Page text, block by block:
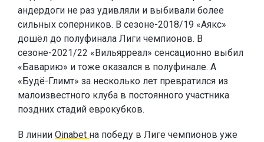
андердоги не раз удивляли и выбивали более
сильных соперников. В сезоне-2018/19 «Аякс»
дошёл до полуфинала Лиги чемпионов. В
сезоне-2021/22 «Вильярреал» сенсационно выбил
«Баварию» и тоже оказался в полуфинале. А
«Будё-Глимт» за несколько лет превратился из
малоизвестного клуба в постоянного участника
поздних стадий еврокубков.
В линии Oinabet на победу в Лиге чемпионов уже